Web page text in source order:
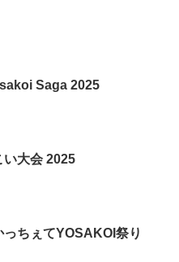
Saga 2025
い大会 2025
っちぇてYOSAKOI祭り